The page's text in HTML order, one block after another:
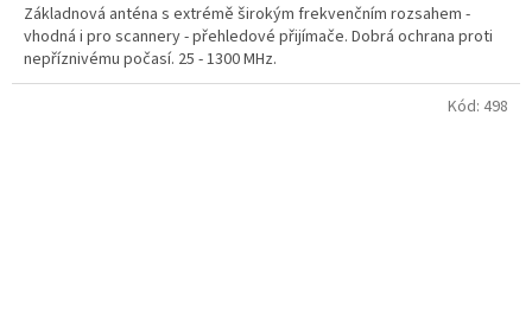
Základnová anténa s extrémě širokým frekvenčním rozsahem -
vhodná i pro scannery - přehledové přijímače. Dobrá ochrana proti
nepříznivému počasí. 25 - 1300 MHz.
Kód: 498